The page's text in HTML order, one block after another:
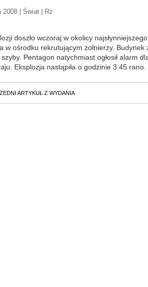
2008 | Świat | Rz
doszło wczoraj w okolicy
w ośrodku rekrutującym żołnierzy.
szyby. Pentagon natychmiast ogłosił alarm
Eksplozja nastąpiła o godzinie 3.45
ARTYKUŁ Z WYDANIA